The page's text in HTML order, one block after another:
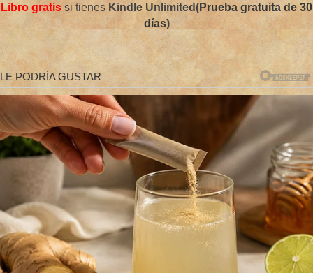
Libro gratis si tienes Kindle Unlimited(Prueba gratuita de 30
días)